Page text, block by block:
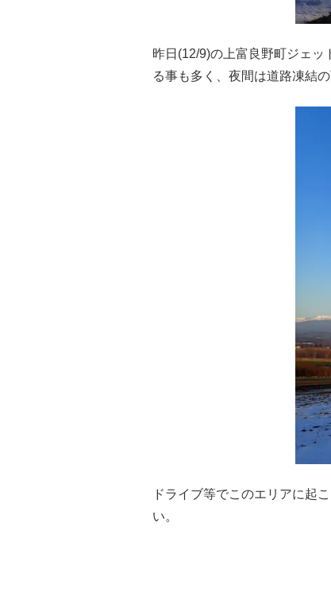
昨日(12/9)の上富良野町ジェ
る事も多く、夜間は道路凍結
ドライブ等でこのエリアに起
い。